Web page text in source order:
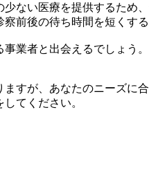
ない医療を提供するため
前後の待ち時間を短くす
業者と出会えるでしょう。
すが、あなたのニーズに
てください。